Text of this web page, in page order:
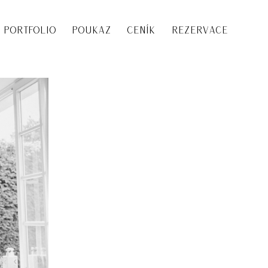
PORTFOLIO POUKAZ CENÍK REZERVACE